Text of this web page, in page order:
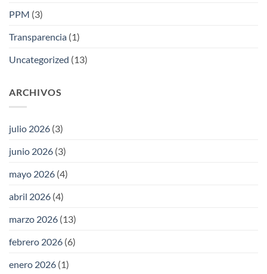
PPM (3)
Transparencia (1)
Uncategorized (13)
ARCHIVOS
julio 2026 (3)
junio 2026 (3)
mayo 2026 (4)
abril 2026 (4)
marzo 2026 (13)
febrero 2026 (6)
enero 2026 (1)